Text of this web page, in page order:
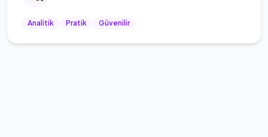
Analitik Pratik Güvenilir